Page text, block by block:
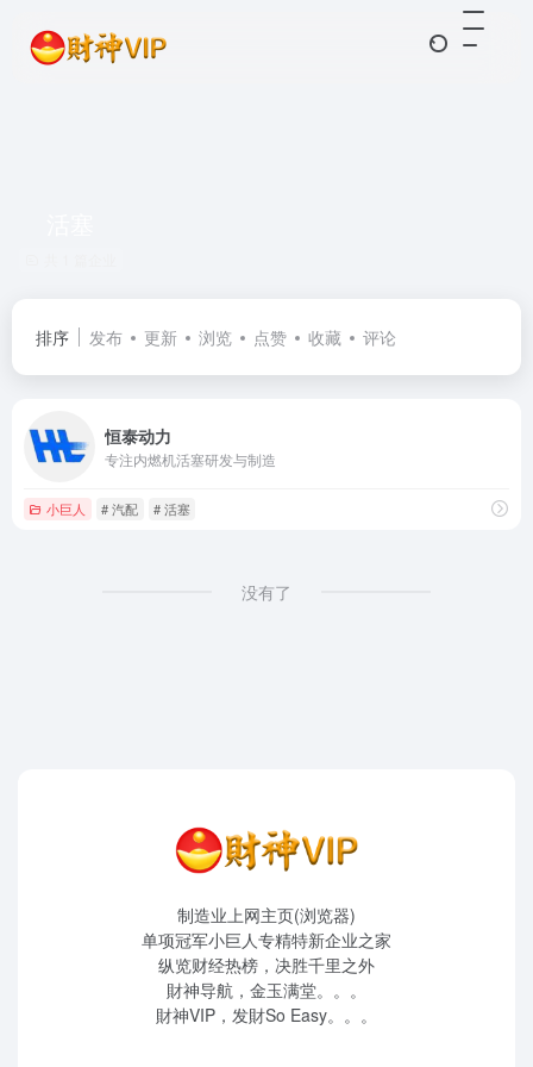
排序 发布 更新 浏览 点赞 收藏 评论
恒泰动力
专注内燃机活塞研发与制造
小巨人 # 汽配 # 活塞
没有了
制造业上网主页(浏览器)
单项冠军小巨人专精特新企业之家
纵览财经热榜，决胜千里之外
財神导航，金玉满堂。。。
財神VIP，发財So Easy。。。